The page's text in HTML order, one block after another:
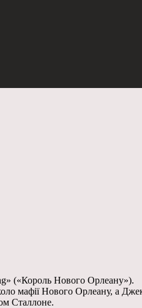
(«Король Нового Орлеану»).
мафії Нового Орлеану, а
Сталлоне.